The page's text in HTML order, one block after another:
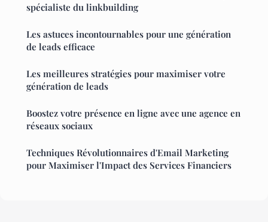
spécialiste du linkbuilding
Les astuces incontournables pour une génération
de leads efficace
Les meilleures stratégies pour maximiser votre
génération de leads
Boostez votre présence en ligne avec une agence en
réseaux sociaux
Techniques Révolutionnaires d'Email Marketing
pour Maximiser l'Impact des Services Financiers